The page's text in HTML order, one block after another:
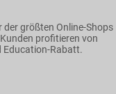
der größten Online-Shops
profitieren von
Education-Rabatt.